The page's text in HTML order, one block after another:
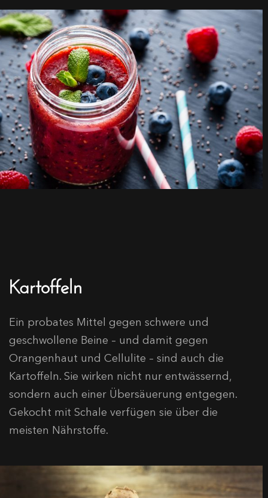
Kartoffeln
Ein probates Mittel gegen schwere und
geschwollene Beine – und damit gegen
Orangenhaut und Cellulite – sind auch die
Kartoffeln. Sie wirken nicht nur entwässernd,
sondern auch einer Übersäuerung entgegen.
Gekocht mit Schale verfügen sie über die
meisten Nährstoffe.